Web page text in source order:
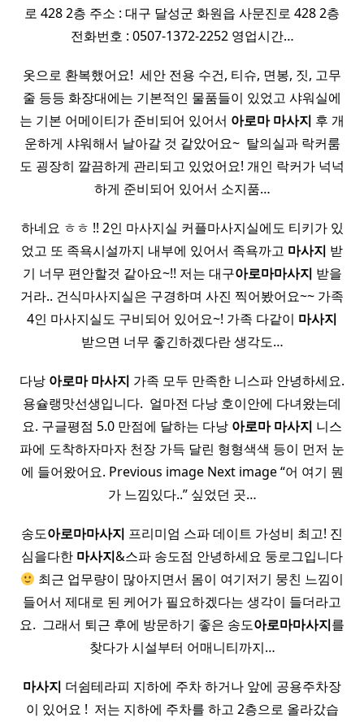
로 428 2층 주소 : 대구 달성군 화원읍 사문진로 428 2층
전화번호 : 0507-1372-2252 영업시간…
옷으로 환복했어요! ​ 세안 전용 수건, 티슈, 면봉, 짓, 고무
줄 등등 화장대에는 기본적인 물품들이 있었고 샤워실에
는 기본 어메이티가 준비되어 있어서 아로마 마사지 후 개
운하게 샤워해서 날아갈 것 같았어요~ ​ 탈의실과 락커룸
도 굉장히 깔끔하게 관리되고 있었어요! 개인 락커가 넉넉
하게 준비되어 있어서 소지품…
하네요 ㅎㅎ !! 2인 마사지실 커플마사지실에도 티키가 있
었고 또 족욕시설까지 내부에 있어서 족욕까고 마사지 받
기 너무 편안할것 같아요~!! 저는 대구아로마마사지 받을
거라.. 건식마사지실은 구경하며 사진 찍어봤어요~~ 가족
4인 마사지실도 구비되어 있어요~! 가족 다같이 마사지
받으면 너무 좋긴하겠다란 생각도…
다낭 아로마 마사지 가족 모두 만족한 니스파 안녕하세요.
용슐랭맛선생입니다. ​ 얼마전 다낭 호이안에 다녀왔는데
요. 구글평점 5.0 만점에 달하는 다낭 아로마 마사지 니스
파에 도착하자마자 천장 가득 달린 형형색색 등이 먼저 눈
에 들어왔어요. Previous image Next image “어 여기 뭔
가 느낌있다..” 싶었던 곳…
송도아로마마사지 프리미엄 스파 데이트 가성비 최고! 진
심을다한 마사지&스파 송도점 안녕하세요 둥로그입니다
최근 업무량이 많아지면서 몸이 여기저기 뭉친 느낌이
들어서 제대로 된 케어가 필요하겠다는 생각이 들더라고
요. ​ 그래서 퇴근 후에 방문하기 좋은 송도아로마마사지를
찾다가 시설부터 어매니티까지…
마사지 더쉼테라피 지하에 주차 하거나 앞에 공용주차장
이 있어요 ! ​ 저는 지하에 주차를 하고 2층으로 올라갔습